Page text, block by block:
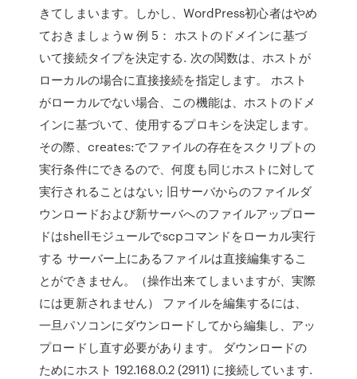
きてしまいます。しかし、WordPress初心者はやめ
ておきましょうw 例 5： ホストのドメインに基づ
いて接続タイプを決定する. 次の関数は、ホストが
ローカルの場合に直接接続を指定します。 ホスト
がローカルでない場合、この機能は、ホストのドメ
インに基づいて、使用するプロキシを決定します。
その際、creates:でファイルの存在をスクリプトの
実行条件にできるので、何度も同じホストに対して
実行されることはない; 旧サーバからのファイルダ
ウンロードおよび新サーバへのファイルアップロー
ドはshellモジュールでscpコマンドをローカル実行
する サーバー上にあるファイルは直接編集するこ
とができません。（操作出来てしまいますが、実際
には更新されません） ファイルを編集するには、
一旦パソコンにダウンロードしてから編集し、アッ
プロードし直す必要があります。 ダウンロードの
ためにホスト 192.168.0.2 (2911) に接続しています.